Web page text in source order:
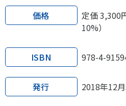
【動画】スポーツでアクティ
SPORT POLICY
Sport Topics
価格
定価 3,300
10%）
ISBN 978-4-
発行 2018年12